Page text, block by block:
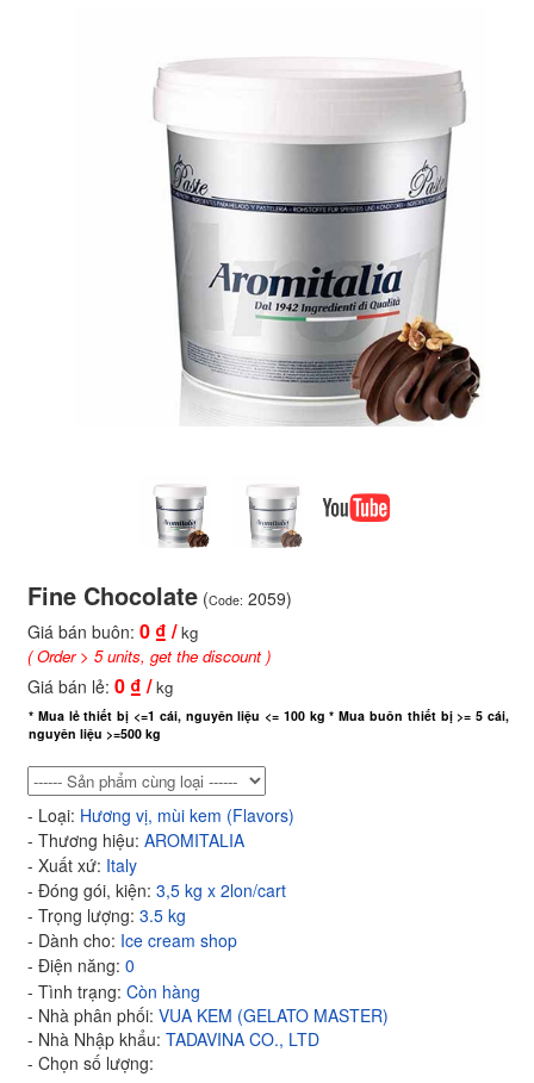
Fine Chocolate (Code: 2059)
Giá bán buôn: 0 ₫ / kg
( Order > 5 units, get the discount )
Giá bán lẻ: 0 ₫ /kg
* Mua lẻ thiết bị <=1 cái, nguyên liệu <= 100 kg * Mua buôn thiết bị >= 5 cái,
nguyên liệu >=500 kg
- Loại: Hương vị, mùi kem (Flavors)
- Thương hiệu: AROMITALIA
- Xuất xứ: Italy
- Đóng gói, kiện: 3,5 kg x 2lon/cart
- Trọng lượng: 3.5 kg
- Dành cho: Ice cream shop
- Điện năng: 0
- Tình trạng: Còn hàng
- Nhà phân phối: VUA KEM (GELATO MASTER)
- Nhà Nhập khẩu: TADAVINA CO., LTD
- Chọn số lượng: